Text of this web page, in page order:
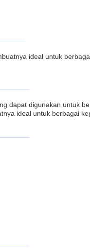
ideal untuk
dapat digunakan untuk
ideal untuk berbagai